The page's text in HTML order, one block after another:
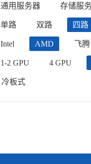
通用服务器 存储服
单路 双路 四路
Intel AMD 飞腾
1-2 GPU 4 GPU
冷板式